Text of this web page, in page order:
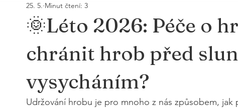
Květiny a dekorace na hrob
🌞Léto 2026: Péče o
chránit hrob před
vysycháním?
25. 5. Minut čtení: 3
Udržování hrobu je pro mnoho z nás způsobem,